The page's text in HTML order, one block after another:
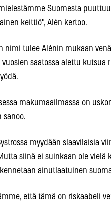
Suomesta
keittiö", Alén kertoo.
nimi tulee Alénin mukaan
vuosien saatossa alettu kutsua
makumaailmassa on
sanoo.
myydään slaavilaisia
siinä ei suinkaan ole vielä
ainutlaatuinen
että tämä on riskaabeli